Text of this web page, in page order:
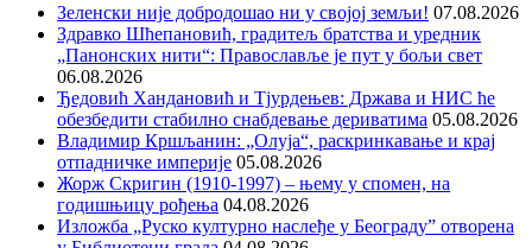
Зеленски није добродошао ни у својој земљи! 07.08.2026
Здравко Шћепановић, градитељ братства и уредник
„Панонских нити“: Православље је пут у бољи свет
06.08.2026
Ђедовић Хандановић и Тјурдењев: Држава и НИС ће
обезбедити стабилно снабдевање дериватима 05.08.2026
Владимир Кршљанин: „Олуја“, раскринкавање и крај
отпадничке империје 05.08.2026
Жорж Скригин (1910-1997) – њему у спомен, на
годишњицу рођења 04.08.2026
Изложба „Руско културно наслеђе у Београду” отворена